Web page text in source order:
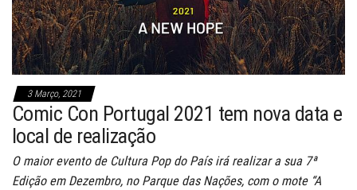
3 Março, 2021
Comic Con Portugal 2021 tem nova data e
local de realização
O maior evento de Cultura Pop do País irá realizar a sua 7ª
Edição em Dezembro, no Parque das Nações, com o mote “A